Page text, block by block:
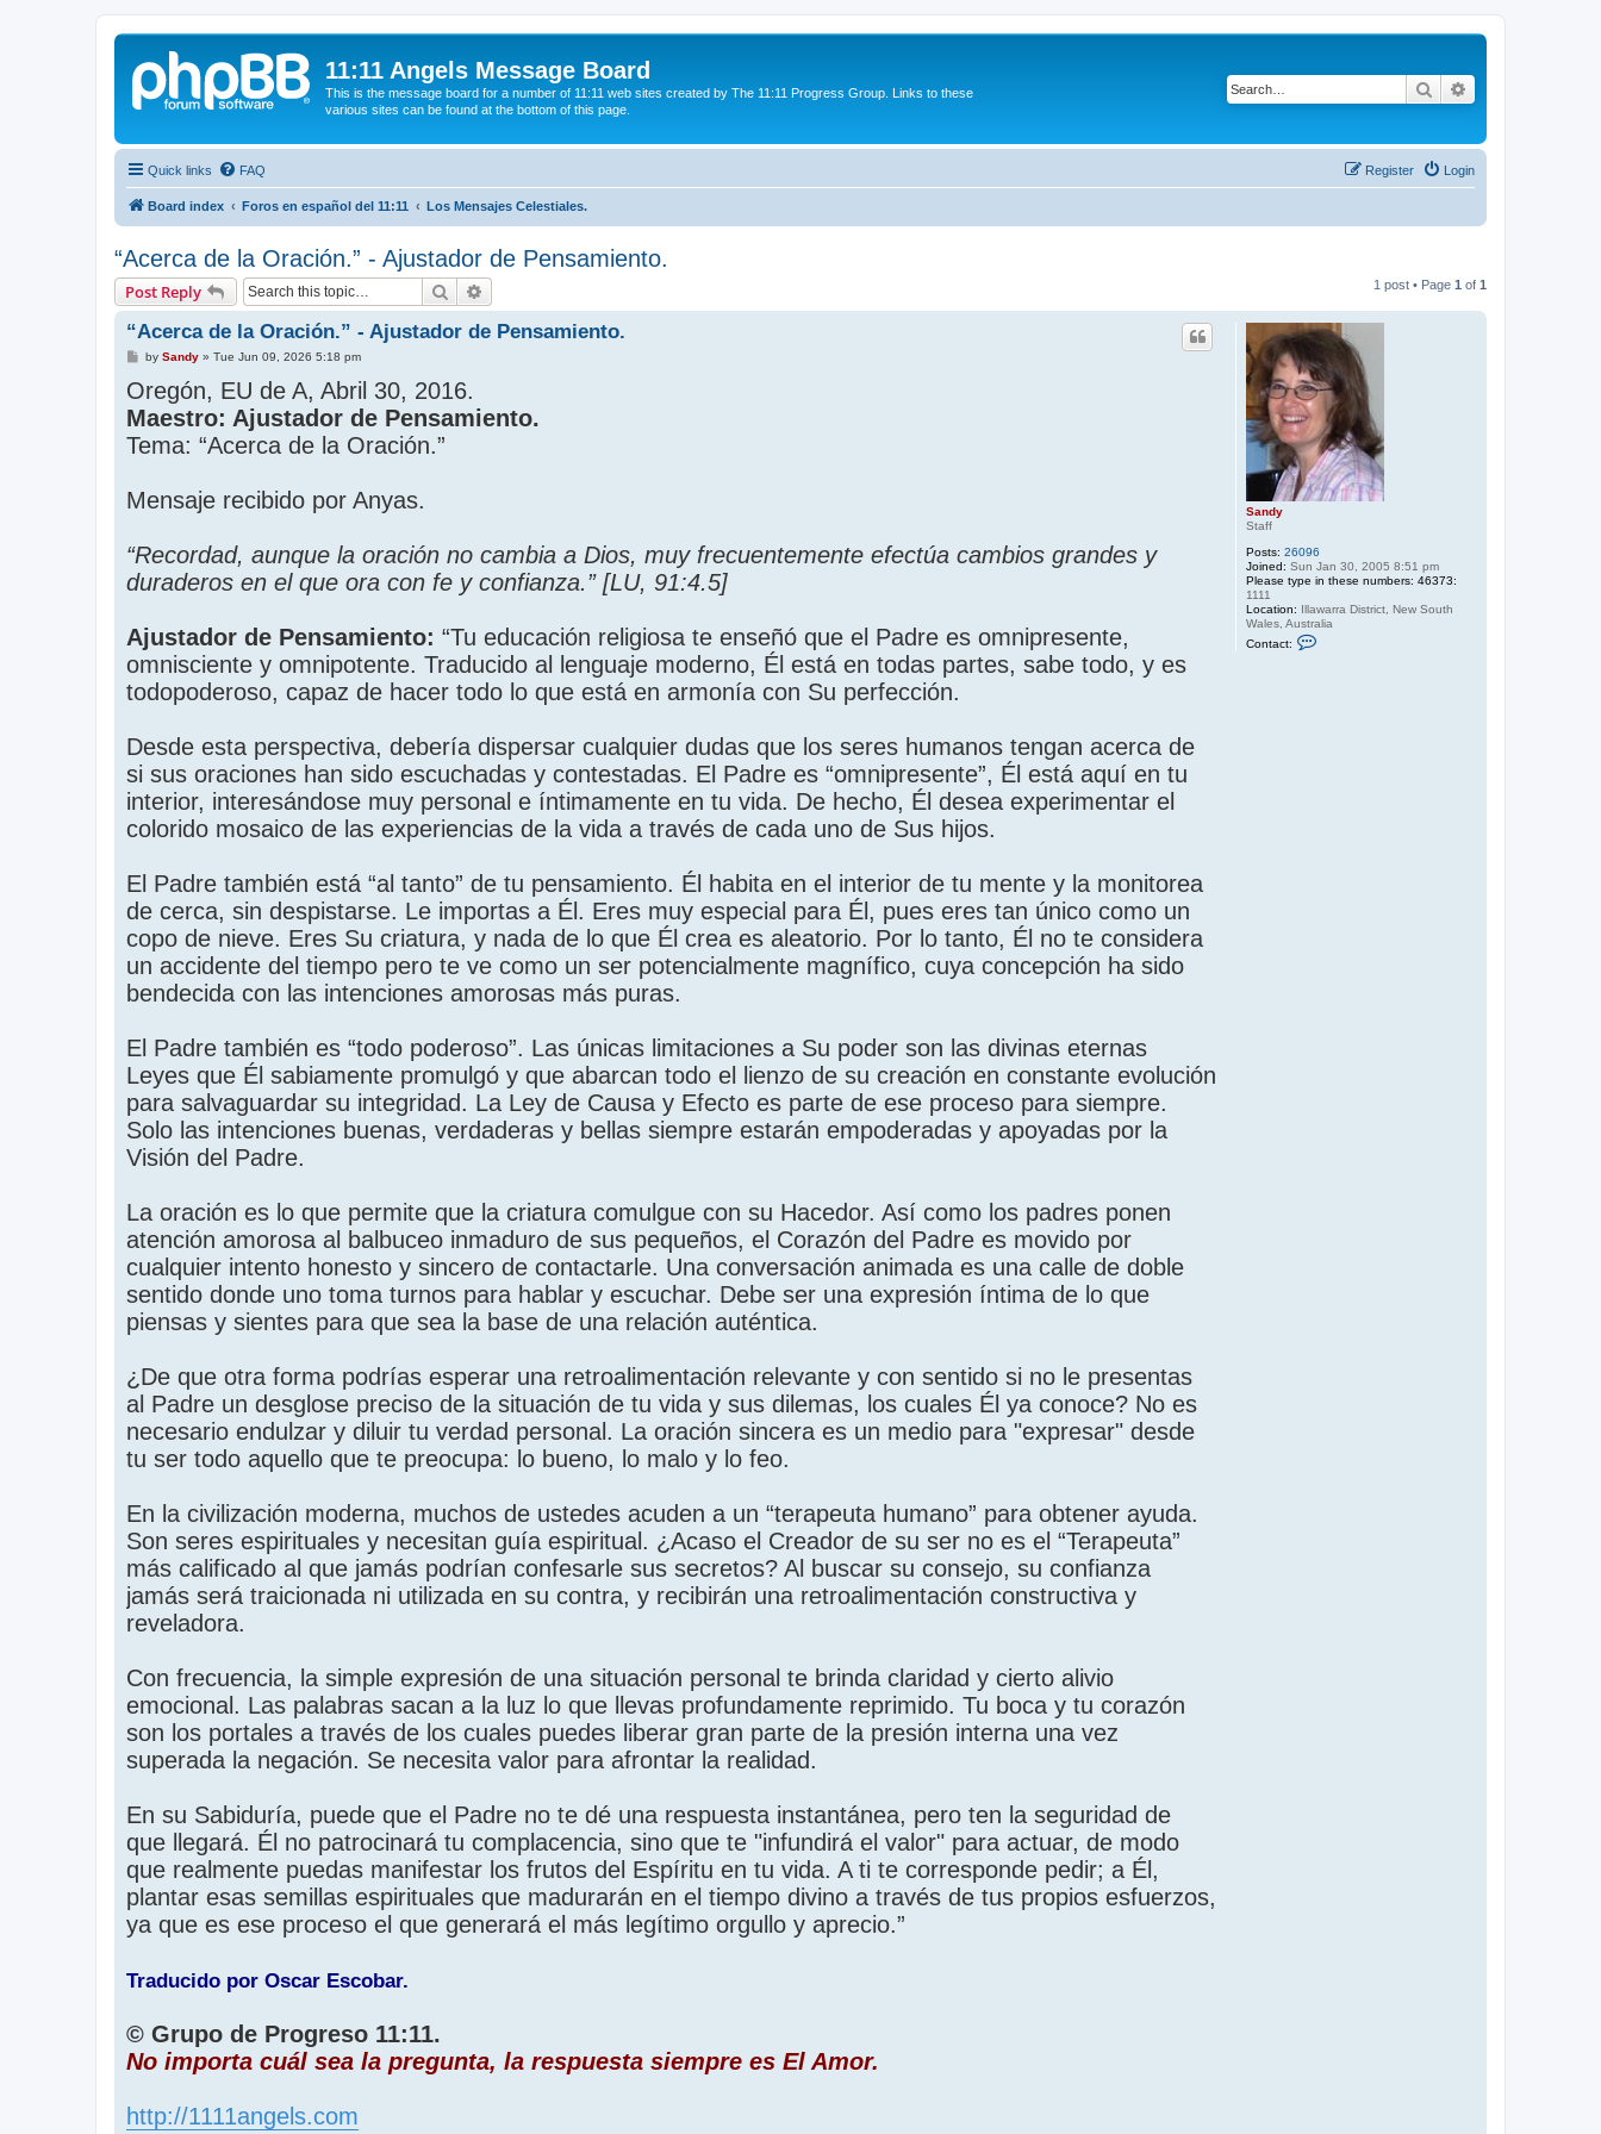
11:11 Angels Message Board
This is the message board for a number of 11:11 web sites created by The 11:11 Progress Group. Links to these
various sites can be found at the bottom of this page.
Search
Quick links FAQ Login
Register
Board index Foros en español del 11:11 Los Mensajes Celestiales.
“Acerca de la Oración.” - Ajustador de Pensamiento.
Post Reply Search 1 post • Page 1 of 1
Sandy
Staff
Posts: 26096
Joined: Sun Jan 30, 2005 8:51 pm
Please type in these numbers: 46373:
1111
Location: Illawarra District, New South
Wales, Australia
Contact:
“Acerca de la Oración.” - Ajustador de Pensamiento.
P
s
t
by Sandy» Tue Jun 09, 2026 5:18 pm
Oregón, EU de A, Abril 30, 2016.
Maestro: Ajustador de Pensamiento.
Tema: “Acerca de la Oración.”
Mensaje recibido por Anyas.
“Recordad, aunque la oración no cambia a Dios, muy frecuentemente efectúa cambios grandes y
duraderos en el que ora con fe y confianza.” [LU, 91:4.5]
Ajustador de Pensamiento: “Tu educación religiosa te enseñó que el Padre es omnipresente,
omnisciente y omnipotente. Traducido al lenguaje moderno, Él está en todas partes, sabe todo, y es
todopoderoso, capaz de hacer todo lo que está en armonía con Su perfección.
Desde esta perspectiva, debería dispersar cualquier dudas que los seres humanos tengan acerca de
si sus oraciones han sido escuchadas y contestadas. El Padre es “omnipresente”, Él está aquí en tu
interior, interesándose muy personal e íntimamente en tu vida. De hecho, Él desea experimentar el
colorido mosaico de las experiencias de la vida a través de cada uno de Sus hijos.
El Padre también está “al tanto” de tu pensamiento. Él habita en el interior de tu mente y la monitorea
de cerca, sin despistarse. Le importas a Él. Eres muy especial para Él, pues eres tan único como un
copo de nieve. Eres Su criatura, y nada de lo que Él crea es aleatorio. Por lo tanto, Él no te considera
un accidente del tiempo pero te ve como un ser potencialmente magnífico, cuya concepción ha sido
bendecida con las intenciones amorosas más puras.
El Padre también es “todo poderoso”. Las únicas limitaciones a Su poder son las divinas eternas
Leyes que Él sabiamente promulgó y que abarcan todo el lienzo de su creación en constante evolución
para salvaguardar su integridad. La Ley de Causa y Efecto es parte de ese proceso para siempre.
Solo las intenciones buenas, verdaderas y bellas siempre estarán empoderadas y apoyadas por la
Visión del Padre.
La oración es lo que permite que la criatura comulgue con su Hacedor. Así como los padres ponen
atención amorosa al balbuceo inmaduro de sus pequeños, el Corazón del Padre es movido por
cualquier intento honesto y sincero de contactarle. Una conversación animada es una calle de doble
sentido donde uno toma turnos para hablar y escuchar. Debe ser una expresión íntima de lo que
piensas y sientes para que sea la base de una relación auténtica.
¿De que otra forma podrías esperar una retroalimentación relevante y con sentido si no le presentas
al Padre un desglose preciso de la situación de tu vida y sus dilemas, los cuales Él ya conoce? No es
necesario endulzar y diluir tu verdad personal. La oración sincera es un medio para "expresar" desde
tu ser todo aquello que te preocupa: lo bueno, lo malo y lo feo.
En la civilización moderna, muchos de ustedes acuden a un “terapeuta humano” para obtener ayuda.
Son seres espirituales y necesitan guía espiritual. ¿Acaso el Creador de su ser no es el “Terapeuta”
más calificado al que jamás podrían confesarle sus secretos? Al buscar su consejo, su confianza
jamás será traicionada ni utilizada en su contra, y recibirán una retroalimentación constructiva y
reveladora.
Con frecuencia, la simple expresión de una situación personal te brinda claridad y cierto alivio
emocional. Las palabras sacan a la luz lo que llevas profundamente reprimido. Tu boca y tu corazón
son los portales a través de los cuales puedes liberar gran parte de la presión interna una vez
superada la negación. Se necesita valor para afrontar la realidad.
En su Sabiduría, puede que el Padre no te dé una respuesta instantánea, pero ten la seguridad de
que llegará. Él no patrocinará tu complacencia, sino que te "infundirá el valor" para actuar, de modo
que realmente puedas manifestar los frutos del Espíritu en tu vida. A ti te corresponde pedir; a Él,
plantar esas semillas espirituales que madurarán en el tiempo divino a través de tus propios esfuerzos,
ya que es ese proceso el que generará el más legítimo orgullo y aprecio.”
Traducido por Oscar Escobar.
© Grupo de Progreso 11:11.
No importa cuál sea la pregunta, la respuesta siempre es El Amor.
http://1111angels.com